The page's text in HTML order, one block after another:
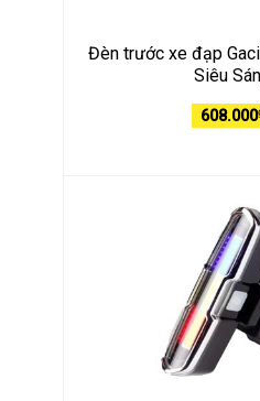
Đèn trước xe đạp
Siêu
608.000